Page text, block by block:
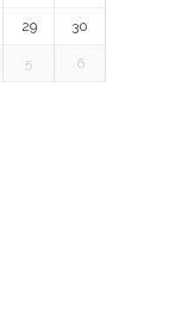
29 30
5 6